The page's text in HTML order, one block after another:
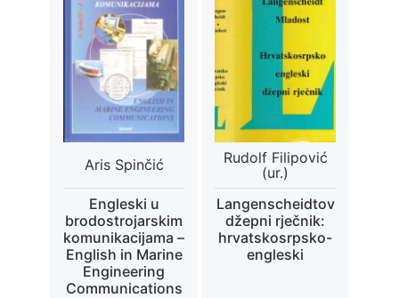
Aris Spinčić
Engleski u
brodostrojarskim
komunikacijama –
English in Marine
Engineering
Communications
Rudolf Filipović
(ur.)
Langenscheidtov
džepni rječnik:
hrvatskosrpsko-
engleski